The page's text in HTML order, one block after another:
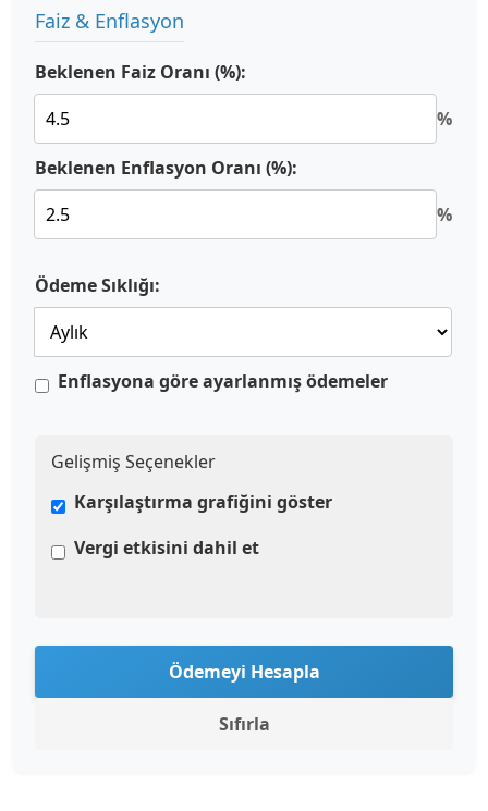
Faiz & Enflasyon
Beklenen Faiz Oranı (%):
%
Beklenen Enflasyon Oranı (%):
%
Ödeme Sıklığı:
Enflasyona göre ayarlanmış ödemeler
Gelişmiş Seçenekler
Karşılaştırma grafiğini göster
Vergi etkisini dahil et
Ödemeyi Hesapla
Sıfırla